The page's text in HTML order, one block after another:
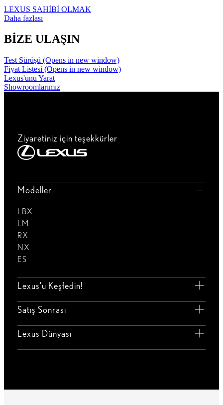
LEXUS SAHİBİ OLMAK
Daha fazlası
BİZE ULAŞIN
Test Sürüşü (Opens in new window)
Fiyat Listesi (Opens in new window)
Lexus'unu Yarat
Showroomlarımız
Ziyaretiniz için teşekkürler
Modeller
LBX
LM
RX
NX
ES
Lexus'u Keşfedin!
Satış Sonrası
Lexus Dünyası